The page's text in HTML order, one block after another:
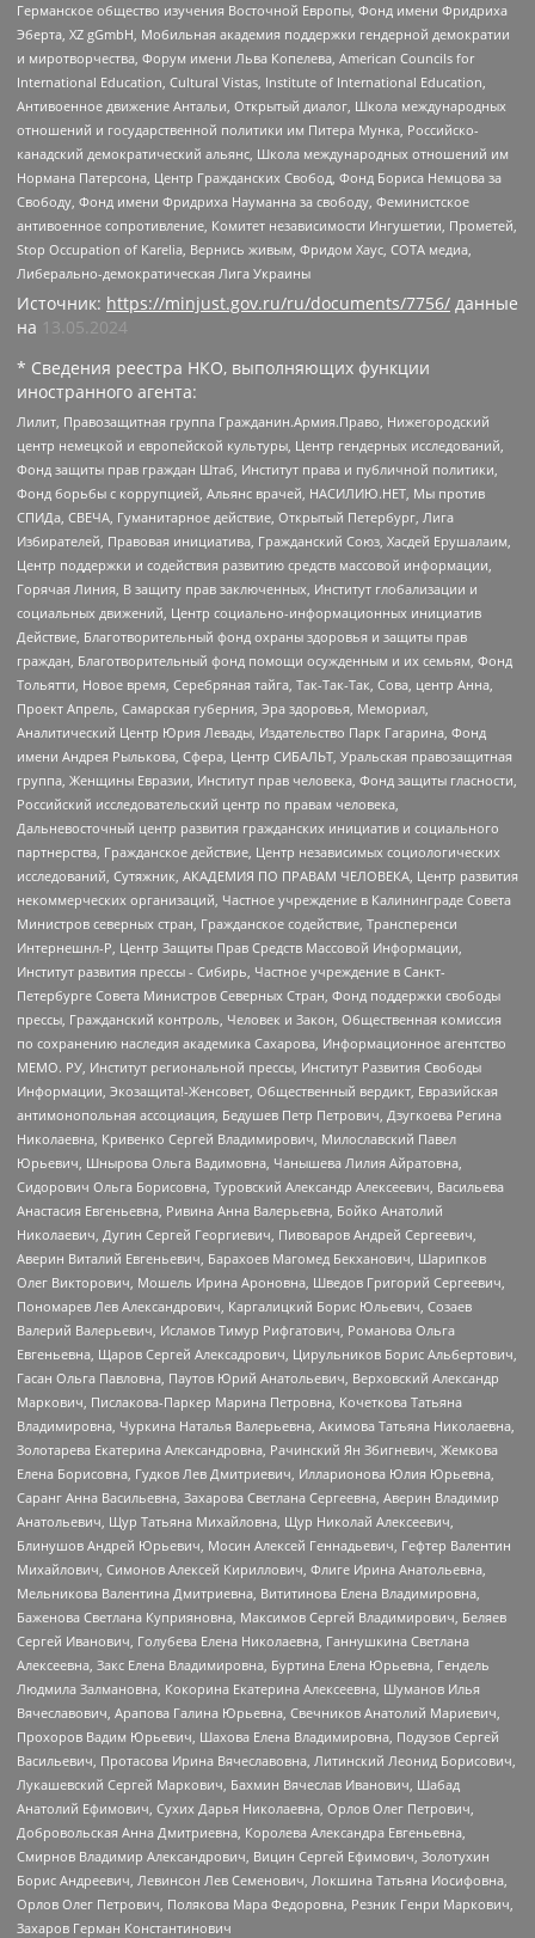
Германское общество изучения Восточной Европы, Фонд имени Фридриха
Эберта, XZ gGmbH, Мобильная академия поддержки гендерной демократии
и миротворчества, Форум имени Льва Копелева, American Councils for
International Education, Cultural Vistas, Institute of International Education,
Антивоенное движение Антальи, Открытый диалог, Школа международных
отношений и государственной политики им Питера Мунка, Российско-
канадский демократический альянс, Школа международных отношений им
Нормана Патерсона, Центр Гражданских Свобод, Фонд Бориса Немцова за
Свободу, Фонд имени Фридриха Науманна за свободу, Феминистское
антивоенное сопротивление, Комитет независимости Ингушетии, Прометей,
Stop Occupation of Karelia, Вернись живым, Фридом Хаус, СОТА медиа,
Либерально-демократическая Лига Украины
Источник: https://minjust.gov.ru/ru/documents/7756/ данные
на 13.05.2024
* Сведения реестра НКО, выполняющих функции
иностранного агента:
Лилит, Правозащитная группа Гражданин.Армия.Право, Нижегородский
центр немецкой и европейской культуры, Центр гендерных исследований,
Фонд защиты прав граждан Штаб, Институт права и публичной политики,
Фонд борьбы с коррупцией, Альянс врачей, НАСИЛИЮ.НЕТ, Мы против
СПИДа, СВЕЧА, Гуманитарное действие, Открытый Петербург, Лига
Избирателей, Правовая инициатива, Гражданский Союз, Хасдей Ерушалаим,
Центр поддержки и содействия развитию средств массовой информации,
Горячая Линия, В защиту прав заключенных, Институт глобализации и
социальных движений, Центр социально-информационных инициатив
Действие, Благотворительный фонд охраны здоровья и защиты прав
граждан, Благотворительный фонд помощи осужденным и их семьям, Фонд
Тольятти, Новое время, Серебряная тайга, Так-Так-Так, Сова, центр Анна,
Проект Апрель, Самарская губерния, Эра здоровья, Мемориал,
Аналитический Центр Юрия Левады, Издательство Парк Гагарина, Фонд
имени Андрея Рылькова, Сфера, Центр СИБАЛЬТ, Уральская правозащитная
группа, Женщины Евразии, Институт прав человека, Фонд защиты гласности,
Российский исследовательский центр по правам человека,
Дальневосточный центр развития гражданских инициатив и социального
партнерства, Гражданское действие, Центр независимых социологических
исследований, Сутяжник, АКАДЕМИЯ ПО ПРАВАМ ЧЕЛОВЕКА, Центр развития
некоммерческих организаций, Частное учреждение в Калининграде Совета
Министров северных стран, Гражданское содействие, Трансперенси
Интернешнл-Р, Центр Защиты Прав Средств Массовой Информации,
Институт развития прессы - Сибирь, Частное учреждение в Санкт-
Петербурге Совета Министров Северных Стран, Фонд поддержки свободы
прессы, Гражданский контроль, Человек и Закон, Общественная комиссия
по сохранению наследия академика Сахарова, Информационное агентство
МЕМО. РУ, Институт региональной прессы, Институт Развития Свободы
Информации, Экозащита!-Женсовет, Общественный вердикт, Евразийская
антимонопольная ассоциация, Бедушев Петр Петрович, Дзугкоева Регина
Николаевна, Кривенко Сергей Владимирович, Милославский Павел
Юрьевич, Шнырова Ольга Вадимовна, Чанышева Лилия Айратовна,
Сидорович Ольга Борисовна, Туровский Александр Алексеевич, Васильева
Анастасия Евгеньевна, Ривина Анна Валерьевна, Бойко Анатолий
Николаевич, Дугин Сергей Георгиевич, Пивоваров Андрей Сергеевич,
Аверин Виталий Евгеньевич, Барахоев Магомед Бекханович, Шарипков
Олег Викторович, Мошель Ирина Ароновна, Шведов Григорий Сергеевич,
Пономарев Лев Александрович, Каргалицкий Борис Юльевич, Созаев
Валерий Валерьевич, Исламов Тимур Рифгатович, Романова Ольга
Евгеньевна, Щаров Сергей Алексадрович, Цирульников Борис Альбертович,
Гасан Ольга Павловна, Паутов Юрий Анатольевич, Верховский Александр
Маркович, Пислакова-Паркер Марина Петровна, Кочеткова Татьяна
Владимировна, Чуркина Наталья Валерьевна, Акимова Татьяна Николаевна,
Золотарева Екатерина Александровна, Рачинский Ян Збигневич, Жемкова
Елена Борисовна, Гудков Лев Дмитриевич, Илларионова Юлия Юрьевна,
Саранг Анна Васильевна, Захарова Светлана Сергеевна, Аверин Владимир
Анатольевич, Щур Татьяна Михайловна, Щур Николай Алексеевич,
Блинушов Андрей Юрьевич, Мосин Алексей Геннадьевич, Гефтер Валентин
Михайлович, Симонов Алексей Кириллович, Флиге Ирина Анатольевна,
Мельникова Валентина Дмитриевна, Вититинова Елена Владимировна,
Баженова Светлана Куприяновна, Максимов Сергей Владимирович, Беляев
Сергей Иванович, Голубева Елена Николаевна, Ганнушкина Светлана
Алексеевна, Закс Елена Владимировна, Буртина Елена Юрьевна, Гендель
Людмила Залмановна, Кокорина Екатерина Алексеевна, Шуманов Илья
Вячеславович, Арапова Галина Юрьевна, Свечников Анатолий Мариевич,
Прохоров Вадим Юрьевич, Шахова Елена Владимировна, Подузов Сергей
Васильевич, Протасова Ирина Вячеславовна, Литинский Леонид Борисович,
Лукашевский Сергей Маркович, Бахмин Вячеслав Иванович, Шабад
Анатолий Ефимович, Сухих Дарья Николаевна, Орлов Олег Петрович,
Добровольская Анна Дмитриевна, Королева Александра Евгеньевна,
Смирнов Владимир Александрович, Вицин Сергей Ефимович, Золотухин
Борис Андреевич, Левинсон Лев Семенович, Локшина Татьяна Иосифовна,
Орлов Олег Петрович, Полякова Мара Федоровна, Резник Генри Маркович,
Захаров Герман Константинович